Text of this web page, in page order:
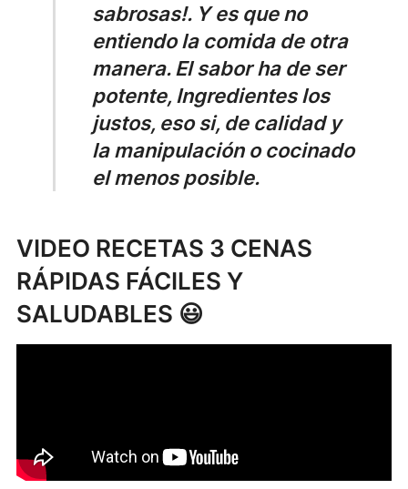
sabrosas!. Y es que no
entiendo la comida de otra
manera. El sabor ha de ser
potente, Ingredientes los
justos, eso si, de calidad y
la manipulación o cocinado
el menos posible.
VIDEO RECETAS 3 CENAS
RÁPIDAS FÁCILES Y
SALUDABLES 😃